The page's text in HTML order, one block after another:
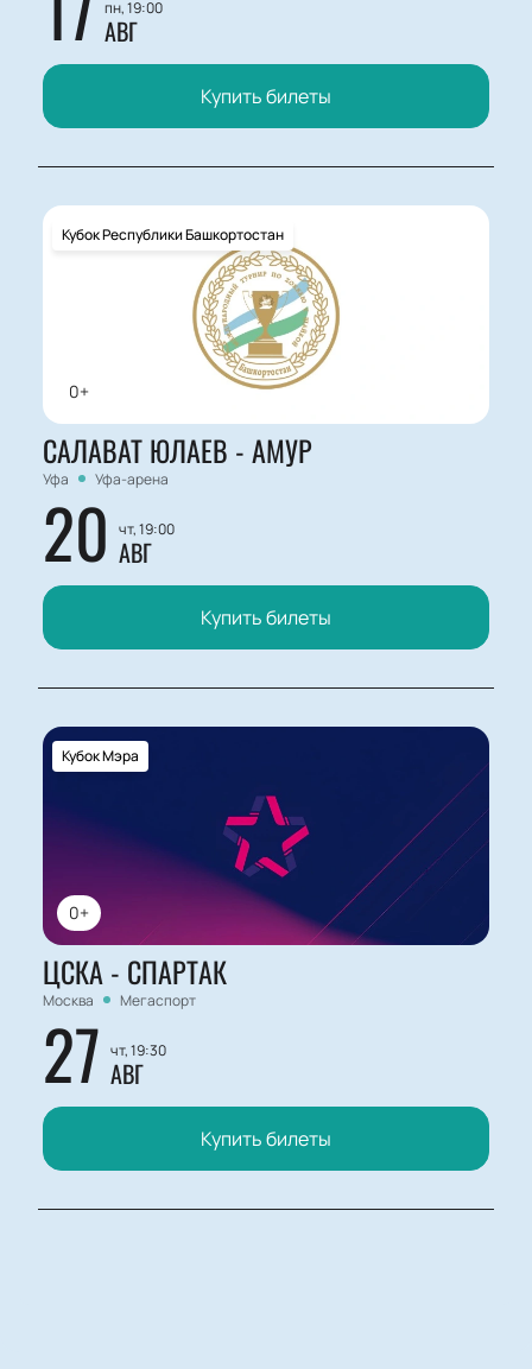
пн, 19:00
АВГ
Купить билеты
0+
Кубок Республики Башкортостан
САЛАВАТ ЮЛАЕВ - АМУР
Уфа Уфа-арена
20 чт, 19:00
АВГ
Купить билеты
0+
Кубок Мэра
ЦСКА - СПАРТАК
Москва Мегаспорт
27 чт, 19:30
АВГ
Купить билеты